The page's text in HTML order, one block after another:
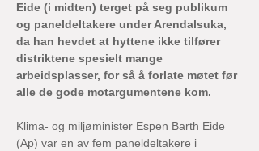
Eide (i midten) terget på seg publikum
og paneldeltakere under Arendalsuka,
da han hevdet at hyttene ikke tilfører
distriktene spesielt mange
arbeidsplasser, for så å forlate møtet før
alle de gode motargumentene kom.
Klima- og miljøminister Espen Barth Eide
(Ap) var en av fem paneldeltakere i